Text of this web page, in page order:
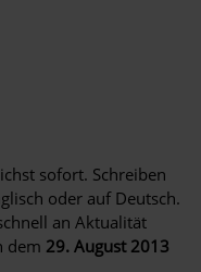
sofort. Schreiben
oder auf Deutsch.
an Aktualität
dem 29. August 2013